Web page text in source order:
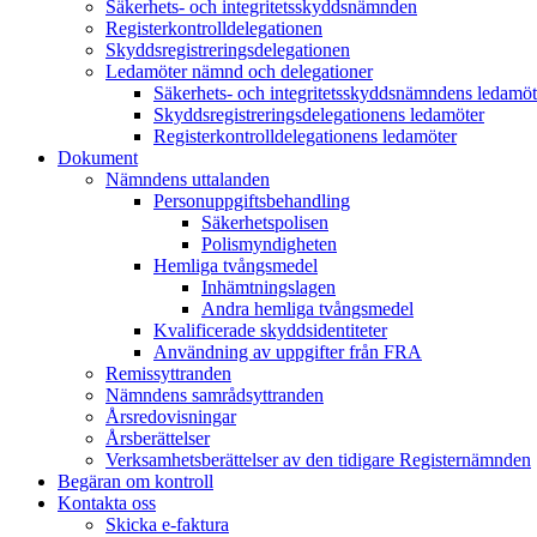
Säkerhets- och integritetsskyddsnämnden
Registerkontrolldelegationen
Skyddsregistreringsdelegationen
Ledamöter nämnd och delegationer
Säkerhets- och integritetsskyddsnämndens
Skyddsregistreringsdelegationens ledamöter
Registerkontrolldelegationens ledamöter
Dokument
Nämndens uttalanden
Personuppgiftsbehandling
Säkerhetspolisen
Polismyndigheten
Hemliga tvångsmedel
Inhämtningslagen
Andra hemliga tvångsmedel
Kvalificerade skyddsidentiteter
Användning av uppgifter från FRA
Remissyttranden
Nämndens samrådsyttranden
Årsredovisningar
Årsberättelser
Verksamhetsberättelser av den tidigare Registernämnden
Begäran om kontroll
Kontakta oss
Skicka e-faktura